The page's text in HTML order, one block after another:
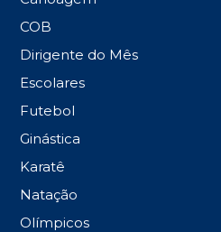
COB
Dirigente do Mês
Escolares
Futebol
Ginástica
Karatê
Natação
Olímpicos